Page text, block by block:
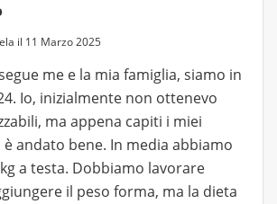
il 11 Marzo 2025
me e la mia famiglia, siamo in
Io, inizialmente non ottenevo
ma appena capiti i miei
andato bene. In media abbiamo
a testa. Dobbiamo lavorare
il peso forma, ma la dieta